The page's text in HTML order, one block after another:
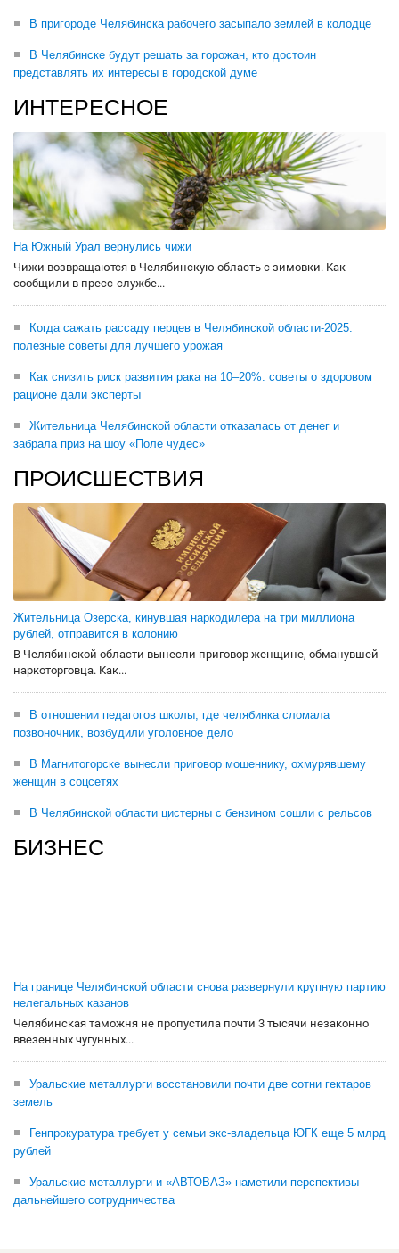
В пригороде Челябинска рабочего засыпало землей в колодце
В Челябинске будут решать за горожан, кто достоин
представлять их интересы в городской думе
ИНТЕРЕСНОЕ
На Южный Урал вернулись чижи
Чижи возвращаются в Челябинскую область с зимовки. Как
сообщили в пресс-службе...
Когда сажать рассаду перцев в Челябинской области-2025:
полезные советы для лучшего урожая
Как снизить риск развития рака на 10–20%: советы о здоровом
рационе дали эксперты
Жительница Челябинской области отказалась от денег и
забрала приз на шоу «Поле чудес»
ПРОИСШЕСТВИЯ
Жительница Озерска, кинувшая наркодилера на три миллиона
рублей, отправится в колонию
В Челябинской области вынесли приговор женщине, обманувшей
наркоторговца. Как...
В отношении педагогов школы, где челябинка сломала
позвоночник, возбудили уголовное дело
В Магнитогорске вынесли приговор мошеннику, охмурявшему
женщин в соцсетях
В Челябинской области цистерны с бензином сошли с рельсов
БИЗНЕС
На границе Челябинской области снова развернули крупную партию
нелегальных казанов
Челябинская таможня не пропустила почти 3 тысячи незаконно
ввезенных чугунных...
Уральские металлурги восстановили почти две сотни гектаров
земель
Генпрокуратура требует у семьи экс-владельца ЮГК еще 5 млрд
рублей
Уральские металлурги и «АВТОВАЗ» наметили перспективы
дальнейшего сотрудничества